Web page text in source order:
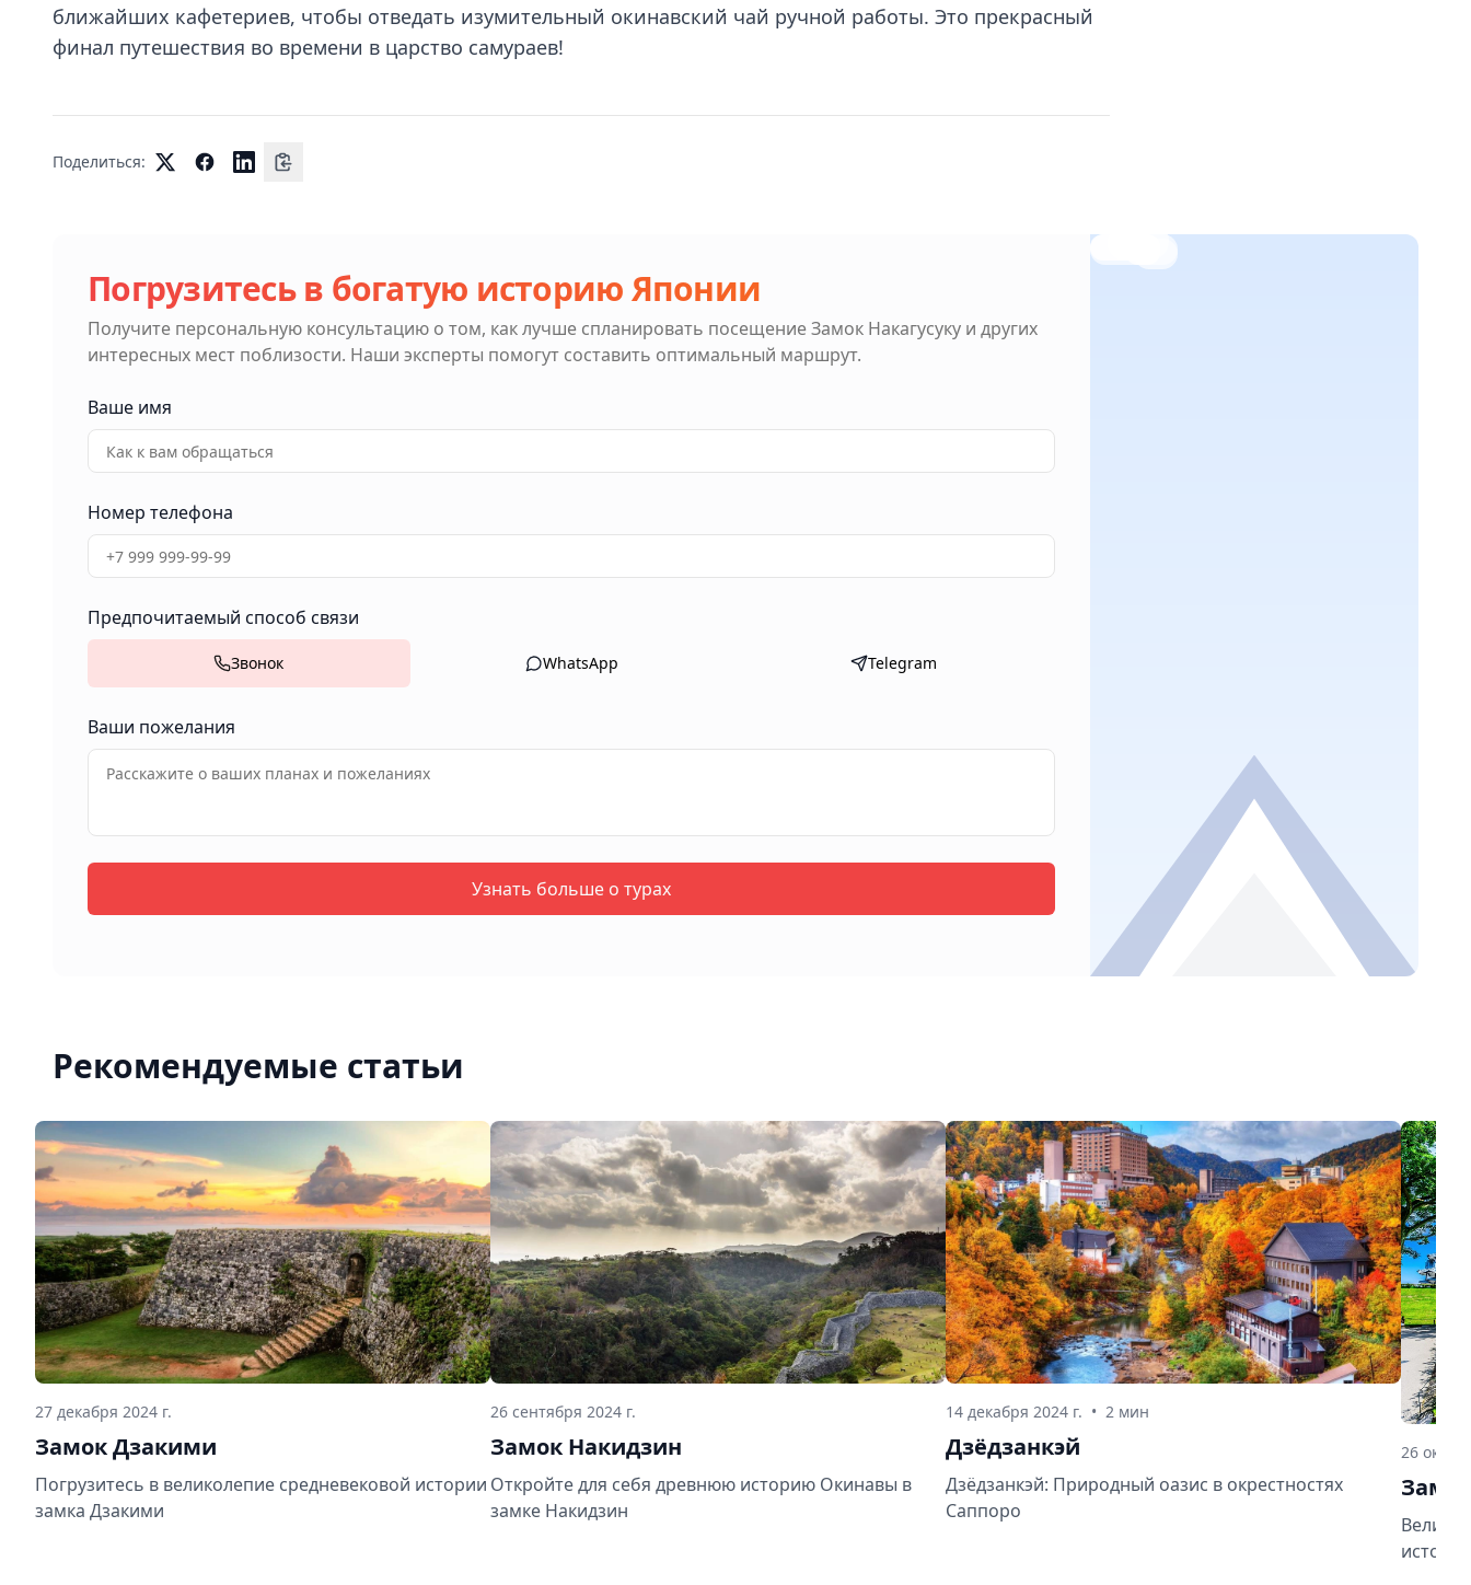
ближайших кафетериев, чтобы отведать изумительный окинавский чай ручной работы. Это прекрасный
финал путешествия во времени в царство самураев!
Поделиться:
Погрузитесь в богатую историю Японии
Получите персональную консультацию о том, как лучше спланировать посещениеЗамок Накагусуку и других
интересных мест поблизости. Наши эксперты помогут составить оптимальный маршрут.
Ваше имя
Номер телефона
Предпочитаемый способ связи
Звонок WhatsApp Telegram
Ваши пожелания
Узнать больше о турах
Рекомендуемые статьи
27 декабря 2024 г.
Замок Дзакими
Погрузитесь в великолепие средневековой истории
замка Дзакими
26 сентября 2024 г.
Замок Накидзин
Откройте для себя древнюю историю Окинавы в
замке Накидзин
14 декабря 2024 г. • 2 мин
Дзёдзанкэй
Дзёдзанкэй: Природный оазис в окрестностях
Саппоро
26